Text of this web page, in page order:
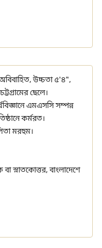
অবিবাহিত, উচ্চতা ৫'৪",
ছেলে।
এমএসসি সম্পন্ন
কর্মরত।
মরহুম।
স্নাতকোত্তর, বাংলাদেশে